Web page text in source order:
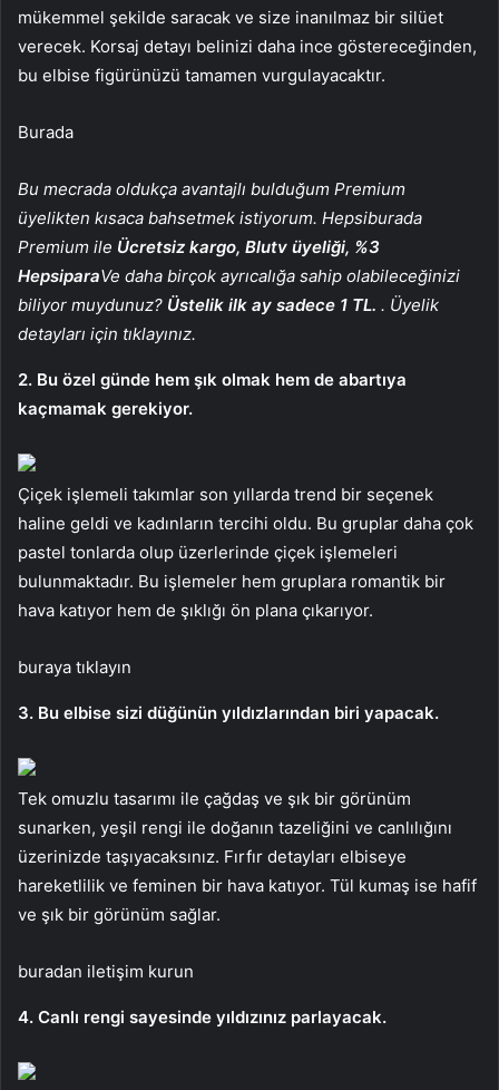
mükemmel şekilde saracak ve size inanılmaz bir silüet
verecek. Korsaj detayı belinizi daha ince göstereceğinden,
bu elbise figürünüzü tamamen vurgulayacaktır.
Burada
Bu mecrada oldukça avantajlı bulduğum Premium
üyelikten kısaca bahsetmek istiyorum. Hepsiburada
Premium ile Ücretsiz kargo, Blutv üyeliği, %3
HepsiparaVe daha birçok ayrıcalığa sahip olabileceğinizi
biliyor muydunuz? Üstelik ilk ay sadece 1 TL. . Üyelik
detayları için tıklayınız.
2. Bu özel günde hem şık olmak hem de abartıya
kaçmamak gerekiyor.
Çiçek işlemeli takımlar son yıllarda trend bir seçenek
haline geldi ve kadınların tercihi oldu. Bu gruplar daha çok
pastel tonlarda olup üzerlerinde çiçek işlemeleri
bulunmaktadır. Bu işlemeler hem gruplara romantik bir
hava katıyor hem de şıklığı ön plana çıkarıyor.
buraya tıklayın
3. Bu elbise sizi düğünün yıldızlarından biri yapacak.
Tek omuzlu tasarımı ile çağdaş ve şık bir görünüm
sunarken, yeşil rengi ile doğanın tazeliğini ve canlılığını
üzerinizde taşıyacaksınız. Fırfır detayları elbiseye
hareketlilik ve feminen bir hava katıyor. Tül kumaş ise hafif
ve şık bir görünüm sağlar.
buradan iletişim kurun
4. Canlı rengi sayesinde yıldızınız parlayacak.